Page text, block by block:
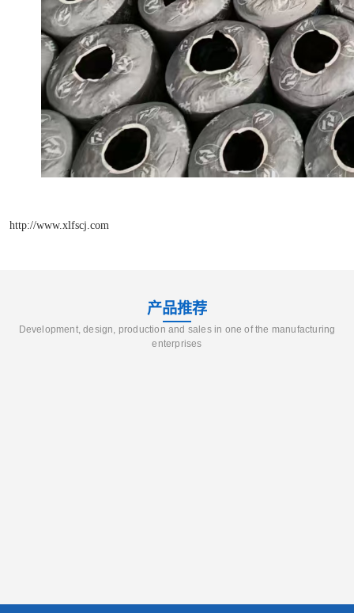
http://www.xlfscj.com
产品推荐
Development, design, production and sales in one of the manufacturing
enterprises